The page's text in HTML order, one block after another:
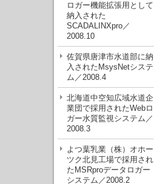
ロガー機能拡張用として
納入された
SCADALINXpro／
2008.10
佐賀県唐津市水道部に納
入されたMsysNetシステ
ム／2008.4
北海道中空知広域水道企
業団で採用されたWebロ
ガー水質監視システム／
2008.3
よつ葉乳業（株）オホー
ツク北見工場で採用され
たMSRproデータロガー
システム／2008.2